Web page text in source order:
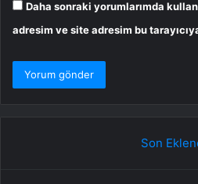
Daha sonraki yorumlarımda
adresim ve site adresim bu
Son